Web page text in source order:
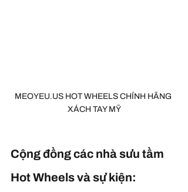
MEOYEU.US HOT WHEELS CHÍNH HÃNG
XÁCH TAY MỸ
Cộng đồng các nhà sưu tầm
Hot Wheels và sự kiện: